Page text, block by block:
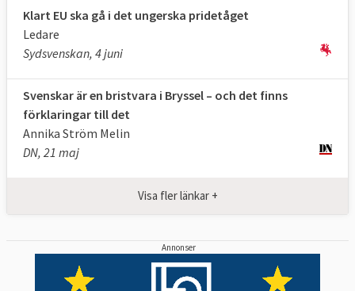
Kommissionens tjänstemän finns på olika
avdelningar som kallas generaldirektorat.
Generaldirektoraten utformar nya förslag
till EU-lagstiftningen, men förslagen blir inte
officiella förrän de antagits av
kommissionärerna. Kommissionen ansvarar
för att ta fram nya lagförslag och lägga
fram dem för Europaparlamentet och rådet.
Europaparlamentet, olika intressegrupper,
medlemsländernas regeringar och
Klart EU ska gå i det ungerska pridetåget
Ledare
Sydsvenskan, 4 juni
Svenskar är en bristvara i Bryssel – och det finns
förklaringar till det
Annika Ström Melin
DN, 21 maj
Visa fler länkar +
Annonser